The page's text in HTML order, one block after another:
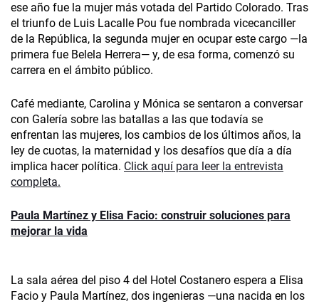
ese año fue la mujer más votada del Partido Colorado. Tras
el triunfo de Luis Lacalle Pou fue nombrada vicecanciller
de la República, la segunda mujer en ocupar este cargo —la
primera fue Belela Herrera— y, de esa forma, comenzó su
carrera en el ámbito público.
Café mediante, Carolina y Mónica se sentaron a conversar
con Galería sobre las batallas a las que todavía se
enfrentan las mujeres, los cambios de los últimos años, la
ley de cuotas, la maternidad y los desafíos que día a día
implica hacer política. Click aquí para leer la entrevista
completa.
Paula Martínez y Elisa Facio: construir soluciones para
mejorar la vida
La sala aérea del piso 4 del Hotel Costanero espera a Elisa
Facio y Paula Martínez, dos ingenieras —una nacida en los